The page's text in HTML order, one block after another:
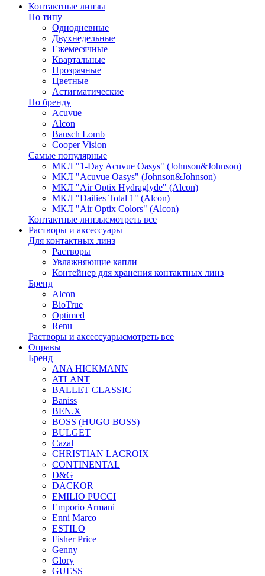
Контактные линзы
По типу
Однодневные
Двухнедельные
Ежемесячные
Квартальные
Прозрачные
Цветные
Астигматические
По бренду
Acuvue
Alcon
Bausch Lomb
Cooper Vision
Самые популярные
МКЛ "1-Day Acuvue Oasys" (Johnson&Johnson)
МКЛ "Acuvue Oasys" (Johnson&Johnson)
МКЛ "Air Optix Hydraglyde" (Alcon)
МКЛ "Dailies Total 1" (Alcon)
МКЛ "Air Optix Colors" (Alcon)
Контактные линзысмотреть все
Растворы и аксессуары
Для контактных линз
Растворы
Увлажняющие капли
Контейнер для хранения контактных линз
Бренд
Alcon
BioTrue
Optimed
Renu
Растворы и аксессуарысмотреть все
Оправы
Бренд
ANA HICKMANN
ATLANT
BALLET CLASSIC
Baniss
BEN.X
BOSS (HUGO BOSS)
BULGET
Cazal
CHRISTIAN LACROIX
CONTINENTAL
D&G
DACKOR
EMILIO PUCCI
Emporio Armani
Enni Marco
ESTILO
Fisher Price
Genny
Glory
GUESS